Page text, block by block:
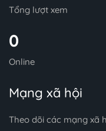
Tổng lượt xem
0
Online
Mạng xã hội
Theo dõi các mạng xã